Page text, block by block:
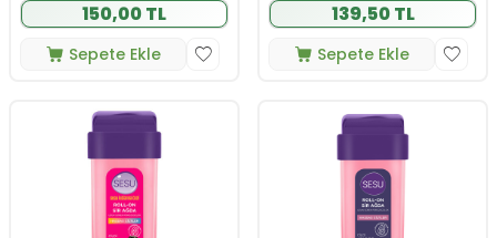
150,00 TL
Sepete Ekle
139,50 TL
Sepete Ekle